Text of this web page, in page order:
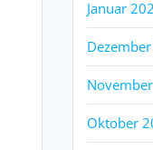
Januar
Oktober